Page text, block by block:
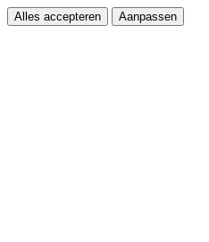
Alles accepteren Aanpassen